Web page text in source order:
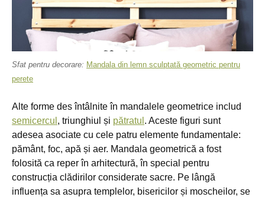
Sfat pentru decorare: Mandala din lemn sculptată geometric pentru
perete
Alte forme des întâlnite în mandalele geometrice includ
semicercul , triunghiul și pătratul . Aceste figuri sunt
adesea asociate cu cele patru elemente fundamentale:
pământ, foc, apă și aer. Mandala geometrică a fost
folosită ca reper în arhitectură, în special pentru
construcția clădirilor considerate sacre. Pe lângă
influența sa asupra templelor, bisericilor și moscheilor, se